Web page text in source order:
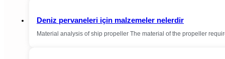
Deniz pervaneleri için malzemeler nelerdir
Material analysis of ship propeller The material of the propeller